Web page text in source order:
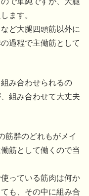
ます。
ど大腿四頭筋以外に
過程で主働筋として
み合わせられるの
組み合わせて大丈夫
筋群のどれもがメイ
筋として働くので当
っている筋肉は何か
も、その中に組み合